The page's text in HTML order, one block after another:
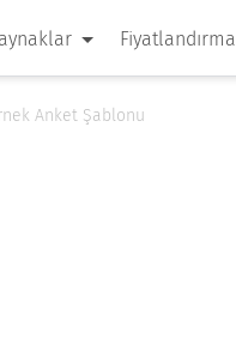
Fiyatlandırma
Anket Şablonu